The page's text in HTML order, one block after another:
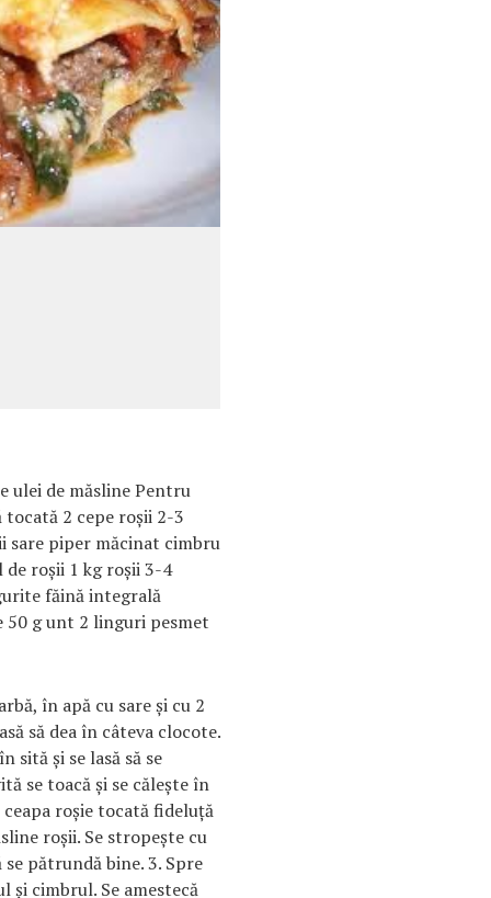
ulei de măsline Pentru
2 cepe roşii 2-3
sare piper măcinat cimbru
roşii 1 kg roşii 3-4
făină integrală
g unt 2 linguri pesmet
în apă cu sare şi cu 2
să dea în câteva clocote.
sită şi se lasă să se
se toacă şi se căleşte în
roşie tocată fideluţă
roşii. Se stropeşte cu
pătrundă bine. 3. Spre
şi cimbrul. Se amestecă